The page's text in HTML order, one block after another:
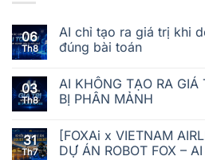
06
Th8
AI chỉ tạo ra giá trị khi
đúng bài toán
03
Th8
AI KHÔNG TẠO RA GIÁ
BỊ PHÂN MẢNH
31
Th7
[FOXAi x VIETNAM
DỰ ÁN ROBOT FOX –